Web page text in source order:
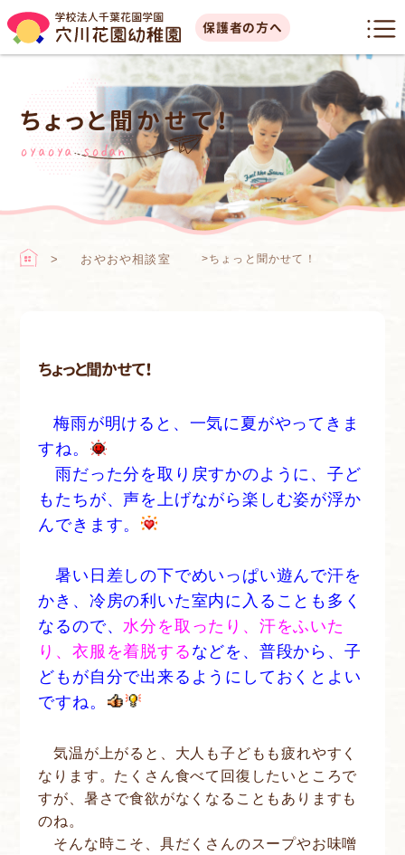
保護者の方へ
ちょっと聞かせて！
oyaoya sodan
おやおや相談室 >ちょっと聞かせて！
ちょっと聞かせて！
梅雨が明けると、一気に夏がやってきま
すね。
雨だった分を取り戻すかのように、子ど
もたちが、声を上げながら楽しむ姿が浮か
んできます。
暑い日差しの下でめいっぱい遊んで汗を
かき、冷房の利いた室内に入ることも多く
なるので、水分を取ったり、汗をふいた
り、衣服を着脱する などを、普段から、子
どもが自分で出来るようにしておくとよい
ですね。
気温が上がると、大人も子どもも疲れやすく
なります。たくさん食べて回復したいところで
すが、暑さで食欲がなくなることもありますも
のね。
そんな時こそ、具だくさんのスープやお味噌